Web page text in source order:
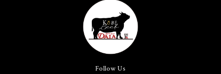
Follow Us